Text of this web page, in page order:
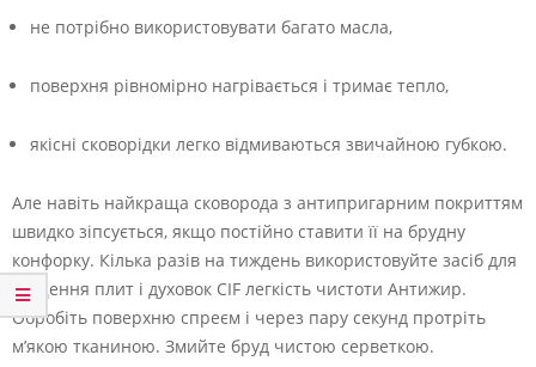
не потрібно використовувати багато масла,
поверхня рівномірно нагрівається і тримає тепло,
якісні сковорідки легко відмиваються звичайною губкою.
Але навіть найкраща сковорода з антипригарним покриттям
швидко зіпсується, якщо постійно ставити її на брудну
конфорку. Кілька разів на тиждень використовуйте засіб для
чищення плит і духовок CIF легкість чистоти Антижир.
Обробіть поверхню спреєм і через пару секунд протріть
м’якою тканиною. Змийте бруд чистою серветкою.